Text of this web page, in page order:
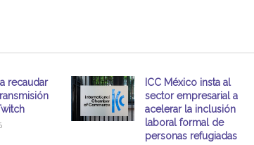
recaudar
ICC México insta al
sector empresarial a
acelerar la inclusión
laboral formal de
personas refugiadas